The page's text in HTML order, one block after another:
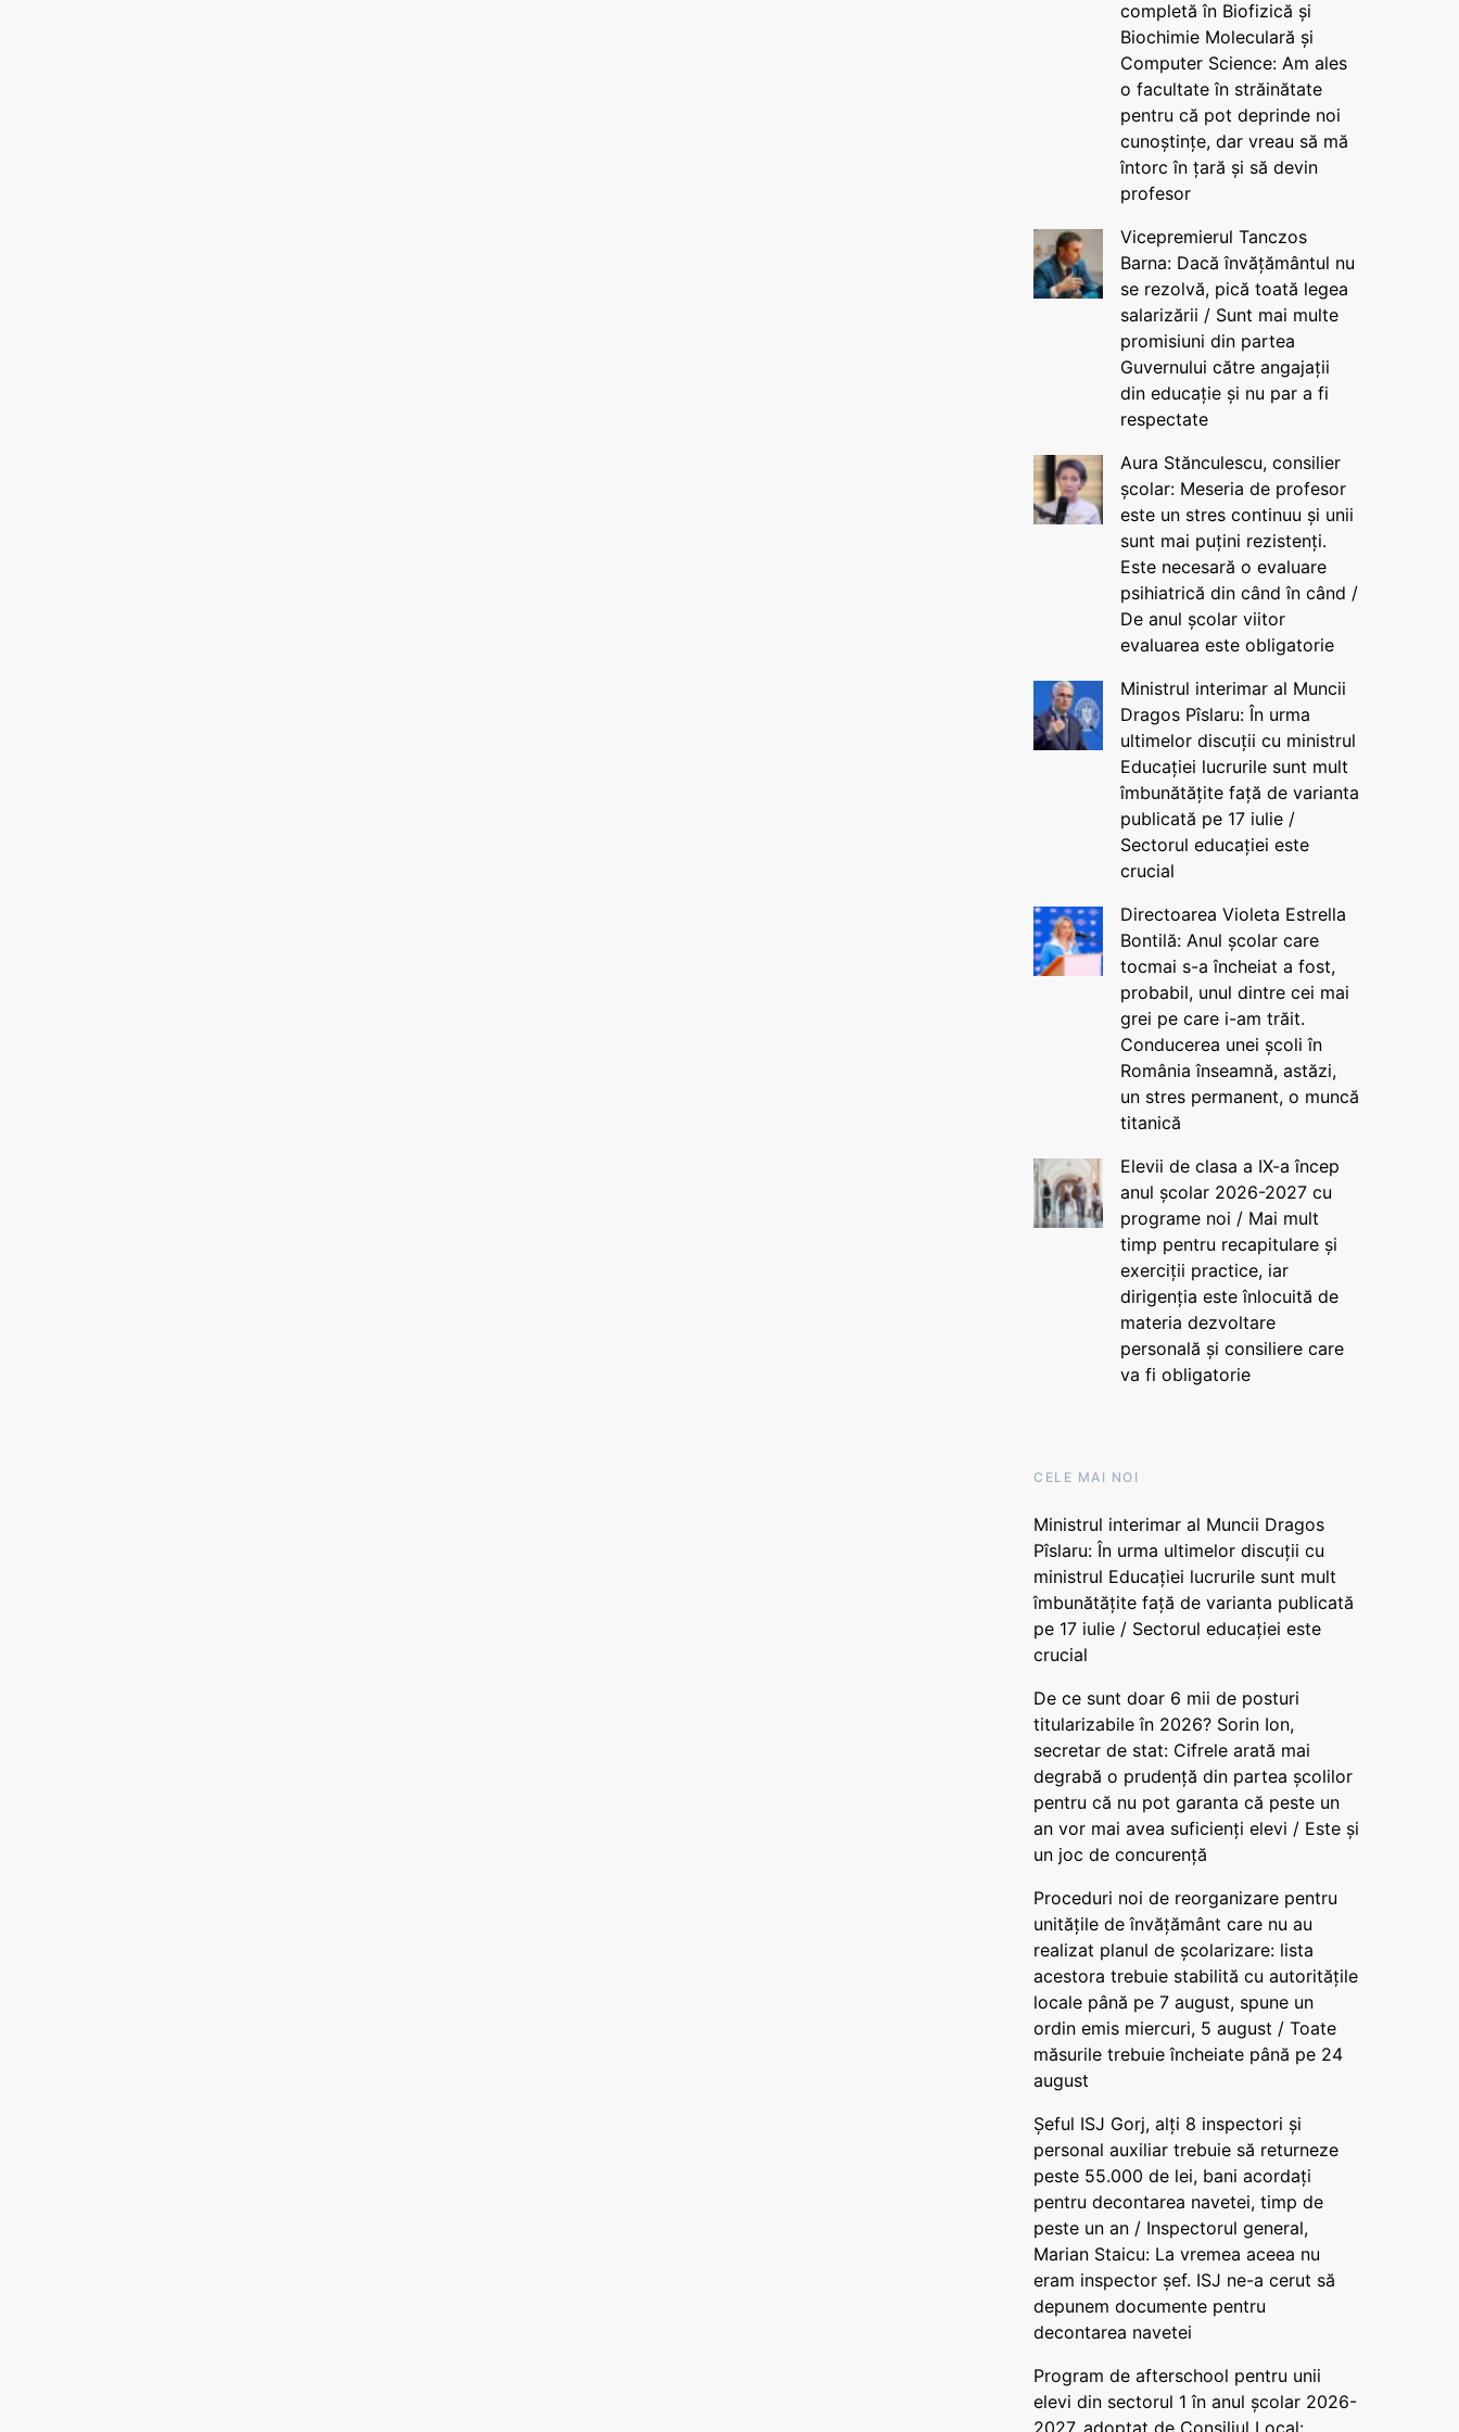
completă în Biofizică și
Biochimie Moleculară și
Computer Science: Am ales
o facultate în străinătate
pentru că pot deprinde noi
cunoștințe, dar vreau să mă
întorc în țară și să devin
profesor
Vicepremierul Tanczos
Barna: Dacă învățământul nu
se rezolvă, pică toată legea
salarizării / Sunt mai multe
promisiuni din partea
Guvernului către angajații
din educație și nu par a fi
respectate
Aura Stănculescu, consilier
școlar: Meseria de profesor
este un stres continuu și unii
sunt mai puțini rezistenți.
Este necesară o evaluare
psihiatrică din când în când /
De anul școlar viitor
evaluarea este obligatorie
Ministrul interimar al Muncii
Dragos Pîslaru: În urma
ultimelor discuții cu ministrul
Educației lucrurile sunt mult
îmbunătățite față de varianta
publicată pe 17 iulie /
Sectorul educației este
crucial
Directoarea Violeta Estrella
Bontilă: Anul școlar care
tocmai s-a încheiat a fost,
probabil, unul dintre cei mai
grei pe care i-am trăit.
Conducerea unei școli în
România înseamnă, astăzi,
un stres permanent, o muncă
titanică
Elevii de clasa a IX-a încep
anul școlar 2026-2027 cu
programe noi / Mai mult
timp pentru recapitulare și
exerciții practice, iar
dirigenția este înlocuită de
materia dezvoltare
personală și consiliere care
va fi obligatorie
CELE MAI NOI
Ministrul interimar al Muncii Dragos
Pîslaru: În urma ultimelor discuții cu
ministrul Educației lucrurile sunt mult
îmbunătățite față de varianta publicată
pe 17 iulie / Sectorul educației este
crucial
De ce sunt doar 6 mii de posturi
titularizabile în 2026? Sorin Ion,
secretar de stat: Cifrele arată mai
degrabă o prudență din partea școlilor
pentru că nu pot garanta că peste un
an vor mai avea suficienți elevi / Este și
un joc de concurență
Proceduri noi de reorganizare pentru
unitățile de învățământ care nu au
realizat planul de școlarizare: lista
acestora trebuie stabilită cu autoritățile
locale până pe 7 august, spune un
ordin emis miercuri, 5 august / Toate
măsurile trebuie încheiate până pe 24
august
Șeful ISJ Gorj, alți 8 inspectori și
personal auxiliar trebuie să returneze
peste 55.000 de lei, bani acordați
pentru decontarea navetei, timp de
peste un an / Inspectorul general,
Marian Staicu: La vremea aceea nu
eram inspector șef. ISJ ne-a cerut să
depunem documente pentru
decontarea navetei
Program de afterschool pentru unii
elevi din sectorul 1 în anul școlar 2026-
2027, adoptat de Consiliul Local: